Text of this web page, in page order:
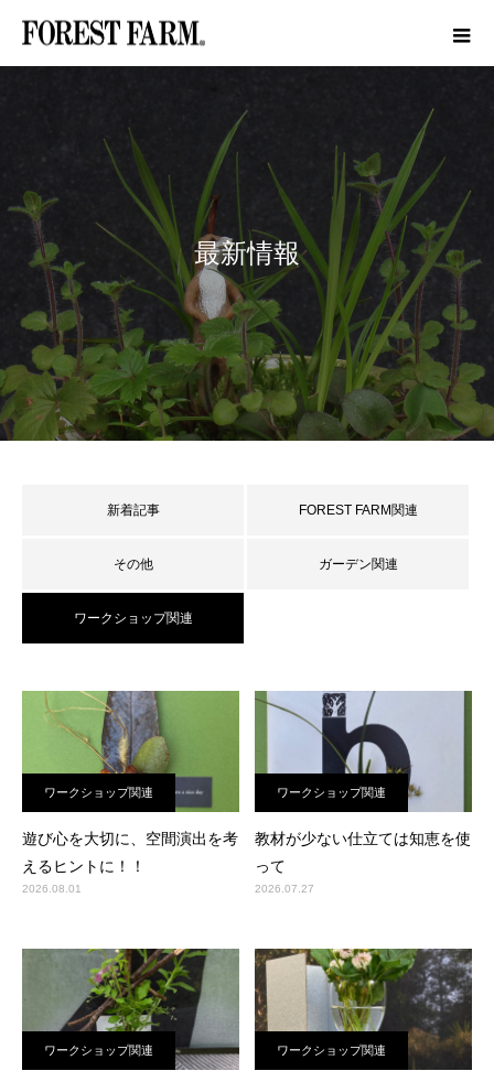
最新情報
新着記事 FOREST FARM関連
その他 ガーデン関連
ワークショップ関連
ワークショップ関連
遊び心を大切に、空間演出を考
えるヒントに！！
2026.08.01
ワークショップ関連
教材が少ない仕立ては知恵を使
って
2026.07.27
ワークショップ関連 ワークショップ関連